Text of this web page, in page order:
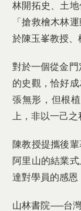
林開拓史、土
「搶救檜木林
於陳玉峯教授、
對於一個從金
的史觀，恰好
張無形，但根
上，非以一己
陳教授提攜後
阿里山的結業
達對學員的感恩
山林書院──台